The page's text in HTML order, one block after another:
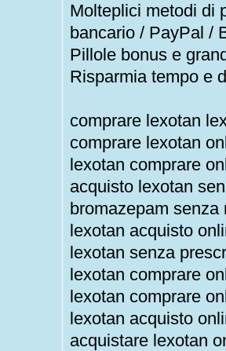
Molteplici metodi di
bancario / PayPal /
Pillole bonus e
Risparmia tempo e
comprare lexotan
comprare lexotan
lexotan comprare
acquisto lexotan
bromazepam
lexotan acquisto
lexotan senza
lexotan comprare
lexotan comprare
lexotan acquisto
acquistare lexotan